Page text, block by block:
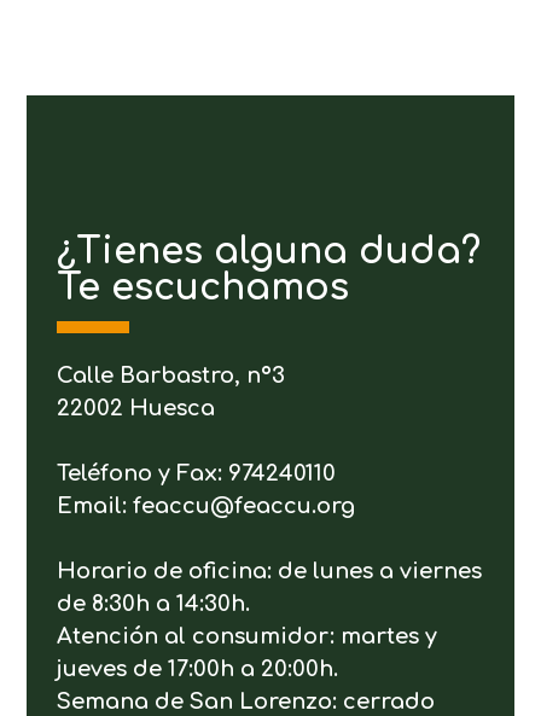
¿Tienes alguna duda?
Te escuchamos
Calle Barbastro, nº3
22002 Huesca
Teléfono y Fax: 974240110
Email: feaccu@feaccu.org
Horario de oficina: de lunes a viernes
de 8:30h a 14:30h.
Atención al consumidor: martes y
jueves de 17:00h a 20:00h.
Semana de San Lorenzo: cerrado